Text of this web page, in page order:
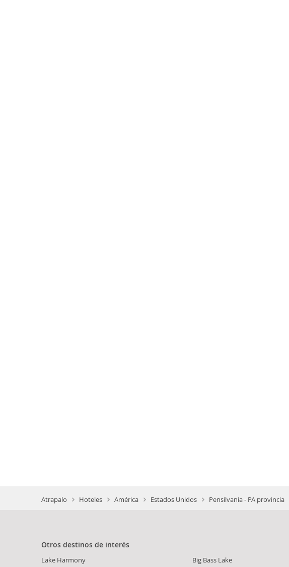
Atrapalo Hoteles América Estados Unidos Pensilvania - PA provincia
Otros destinos de interés
Lake Harmony
Big Bass Lake